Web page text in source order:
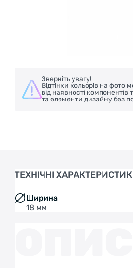
Зверніть увагу!
Відтінки кольорів на фото
від наявності
та елементи дизайну без
ТЕХНІЧНІ
Ширина
18 мм